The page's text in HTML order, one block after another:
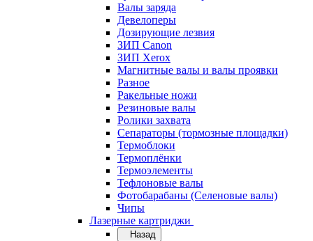
Валы заряда
Девелоперы
Дозирующие лезвия
ЗИП Canon
ЗИП Xerox
Магнитные валы и валы проявки
Разное
Ракельные ножи
Резиновые валы
Ролики захвата
Сепараторы (тормозные площадки)
Термоблоки
Термоплёнки
Термоэлементы
Тефлоновые валы
Фотобарабаны (Селеновые валы)
Чипы
Лазерные картриджи
Назад